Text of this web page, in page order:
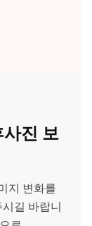
진 보
지 변화를
길 바랍니